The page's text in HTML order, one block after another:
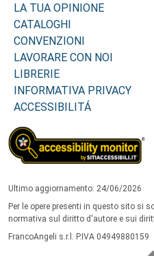
LA TUA OPINIONE
CATALOGHI
CONVENZIONI
LAVORARE CON NOI
LIBRERIE
INFORMATIVA PRIVACY
ACCESSIBILITÁ
Ultimo aggiornamento: 24/06/2026
Per le opere presenti in questo sito si
normativa sul diritto d'autore e sui
FrancoAngeli s.r.l. P.IVA 04949880159